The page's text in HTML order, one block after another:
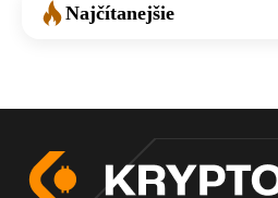
Najčítanejšie